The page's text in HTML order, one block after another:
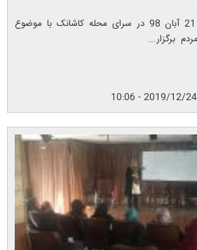
برنامه آموزشی در تاریخ 21 آبان 98 در سرای محله کاشانک با موضوع
برگزار...
2019/12/24 - 10:06